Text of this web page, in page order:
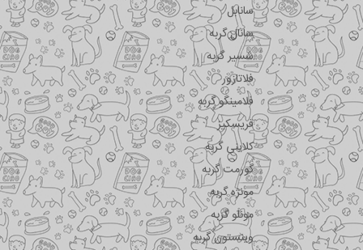
سانابل
سانال گربه
شسیر گربه
فلاتازور
فلامینگو گربه
فریسکیز
کلاینی گربه
گورمت گربه
مونژه گربه
مونلو گربه
وینستون گربه